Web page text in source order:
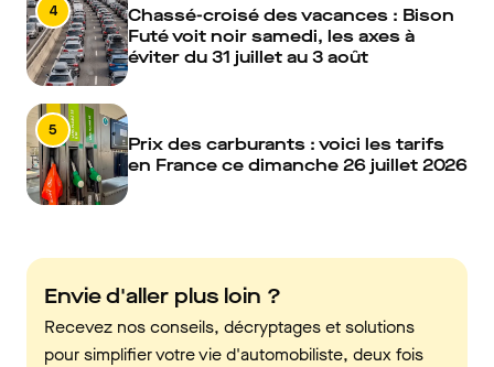
4
Chassé-croisé des vacances : Bison
Futé voit noir samedi, les axes à
éviter du 31 juillet au 3 août
5
Prix des carburants : voici les tarifs
en France ce dimanche 26 juillet 2026
Envie d'aller plus loin ?
Recevez nos conseils, décryptages et solutions
pour simplifier votre vie d'automobiliste, deux fois